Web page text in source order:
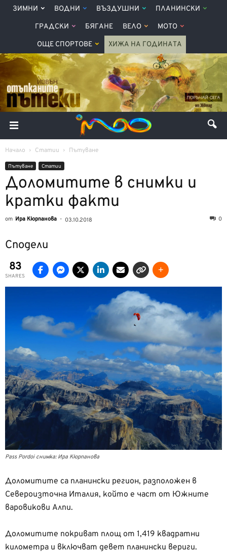
ЗИМНИ ВОДНИ ВЪЗДУШНИ ПЛАНИНСКИ
ГРАДСКИ БЯГАНЕ ВЕЛО МОТО
ОЩЕ СПОРТОВЕ ХИЖА НА ГОДИНАТА
Начало Статии Пътуване
Пътуване Статии
Доломитите в снимки и
кратки факти
от Ира Кюрпанова - 03.10.2018 0
Сподели
83
SHARES
Pass Pordoi снимка: Ира Кюрпанова
Доломитите са планински регион, разположен в
Североизточна Италия, който е част от Южните
варовикови Алпи.
Доломитите покриват площ от 1,419 квадратни
километра и включват девет планински вериги.